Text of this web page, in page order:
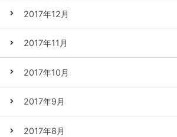
2017年12月
2017年11月
2017年10月
2017年9月
2017年8月